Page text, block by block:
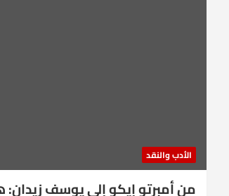
الأدب والنقد
من أمبرتو إيكو إلى يوسف